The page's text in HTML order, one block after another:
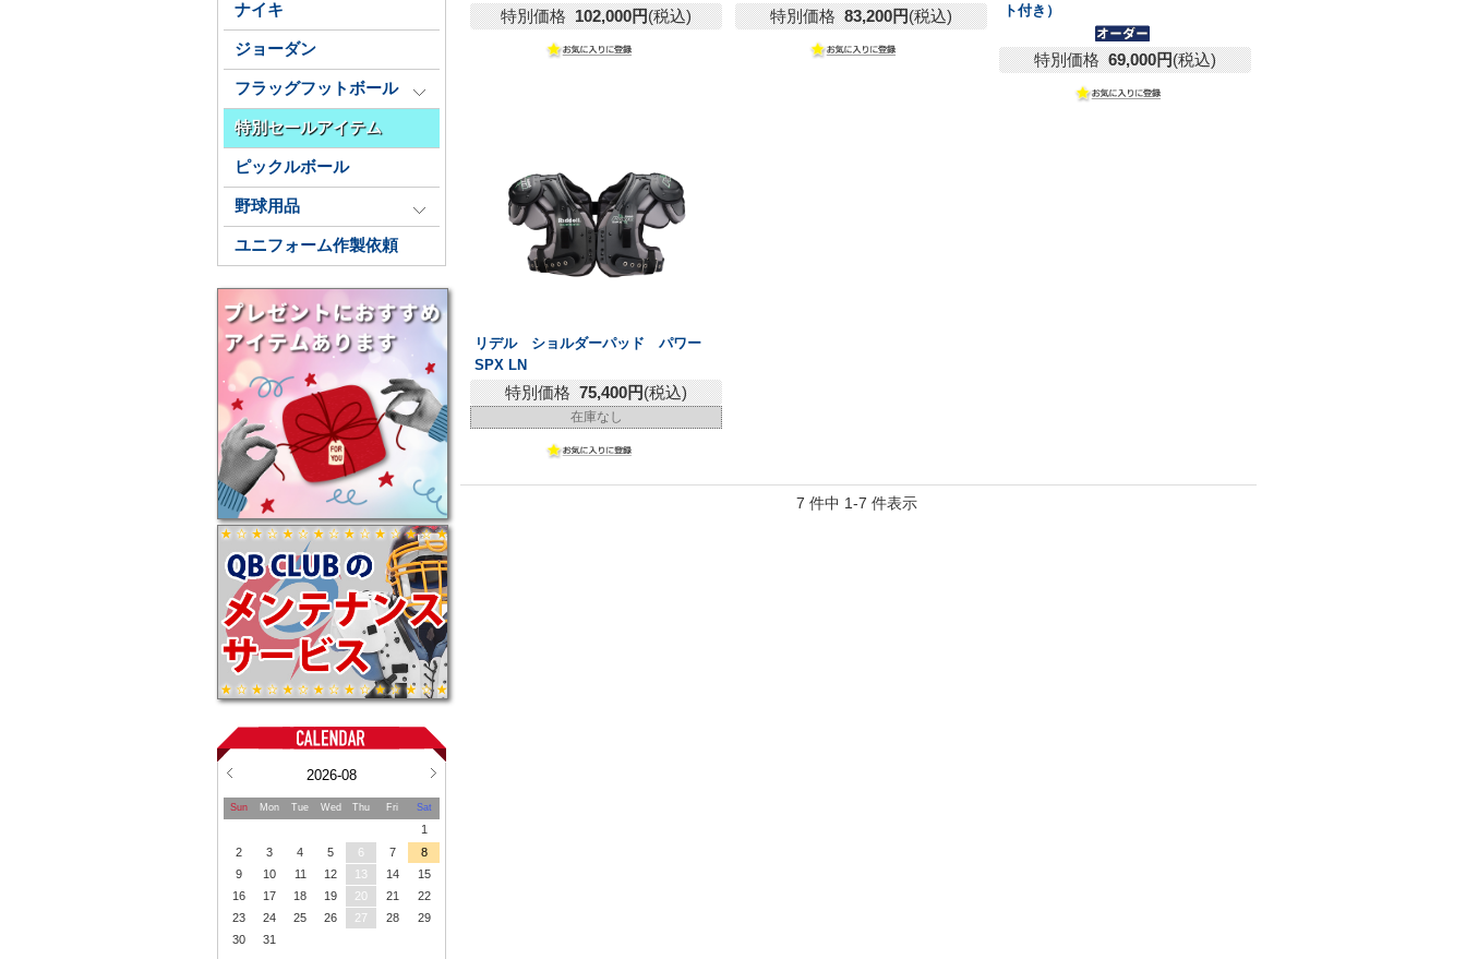
ナイキ
ジョーダン
フラッグフットボール
特別セールアイテム
ピックルボール
野球用品
ユニフォーム作製依頼
2026-08
Sun Mon Tue Wed Thu Fri Sat
1
2
3 4 5 6 7
8
9
10 11 12 13 14
15
16
17 18 19 20 21
22
23
24 25 26 27 28
29
30
31
特別価格 102,000円(税込) 特別価格 83,200円(税込)
ト付き）
特別価格 69,000円(税込)
リデル ショルダーパッド パワー
SPX LN
特別価格 75,400円(税込)
在庫なし
7 件中 1-7 件表示